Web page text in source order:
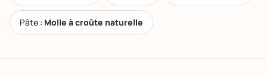
Pâte : Molle à croûte naturelle